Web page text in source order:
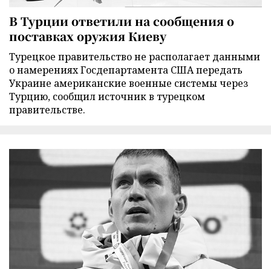
В Турции ответили на сообщения о
поставках оружия Киеву
Турецкое правительство не располагает данными
о намерениях Госдепартамента США передать
Украине американские военные системы через
Турцию, сообщил источник в турецком
правительстве.